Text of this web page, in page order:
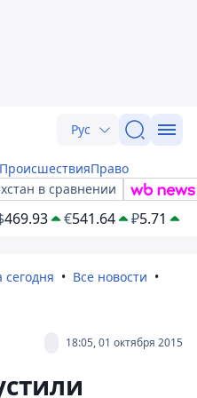
Рус
ПроисшествияПраво
в сравнении
469.93 €541.64 ₽5.71
Все новости
18:05, 01 октября 2015